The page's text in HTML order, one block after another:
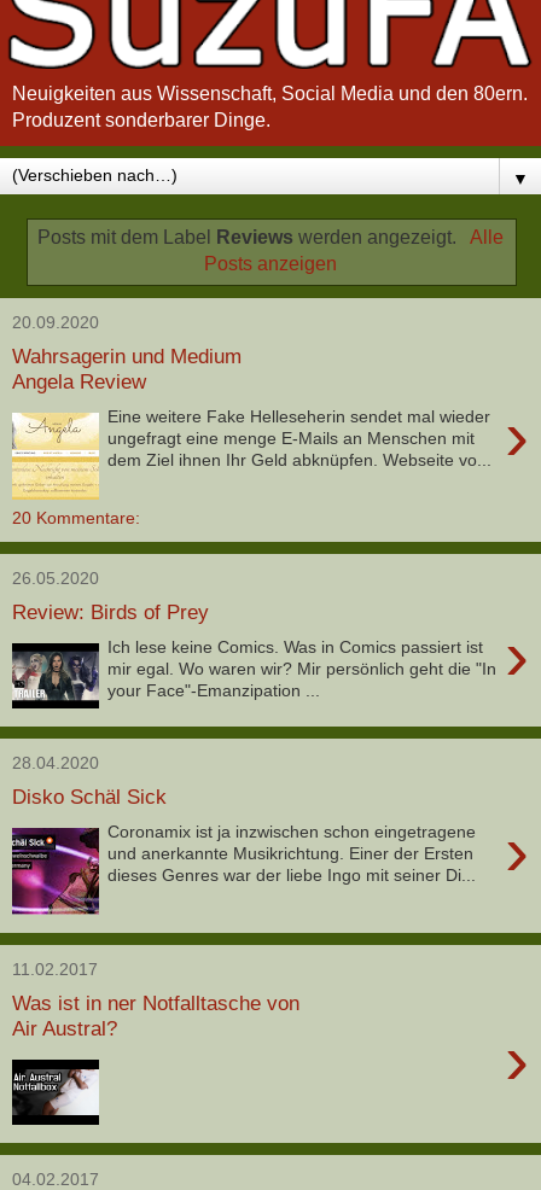
Neuigkeiten aus Wissenschaft, Social Media und den 80ern.
Produzent sonderbarer Dinge.
▼
Posts mit dem Label Reviews werden angezeigt.
Alle
Posts anzeigen
20.09.2020
Wahrsagerin und Medium
Angela Review
›
Eine weitere Fake Helleseherin sendet mal wieder
ungefragt eine menge E-Mails an Menschen mit
dem Ziel ihnen Ihr Geld abknüpfen. Webseite vo...
20 Kommentare:
26.05.2020
Review: Birds of Prey
›
Ich lese keine Comics. Was in Comics passiert ist
mir egal. Wo waren wir? Mir persönlich geht die "In
your Face"-Emanzipation ...
28.04.2020
Disko Schäl Sick
›
Coronamix ist ja inzwischen schon eingetragene
und anerkannte Musikrichtung. Einer der Ersten
dieses Genres war der liebe Ingo mit seiner Di...
11.02.2017
Was ist in ner Notfalltasche von
Air Austral?
›
04.02.2017